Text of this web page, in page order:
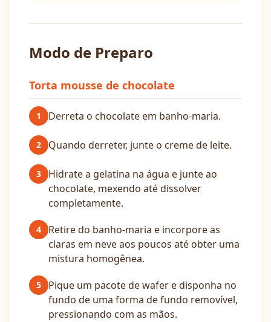
Modo de Preparo
Torta mousse de chocolate
1 Derreta o chocolate em banho-maria.
2 Quando derreter, junte o creme de leite.
3
Hidrate a gelatina na água e junte ao
chocolate, mexendo até dissolver
completamente.
4
Retire do banho-maria e incorpore as
claras em neve aos poucos até obter uma
mistura homogênea.
5
Pique um pacote de wafer e disponha no
fundo de uma forma de fundo removível,
pressionando com as mãos.